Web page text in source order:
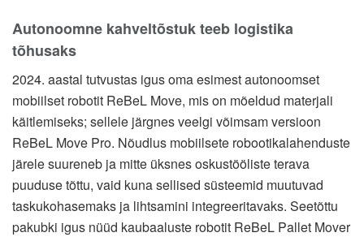
Autonoomne kahveltõstuk teeb logistika
tõhusaks
2024. aastal tutvustas igus oma esimest autonoomset
mobiilset robotit ReBeL Move, mis on mõeldud materjali
käitlemiseks; sellele järgnes veelgi võimsam versioon
ReBeL Move Pro. Nõudlus mobiilsete robootikalahenduste
järele suureneb ja mitte üksnes oskustööliste terava
puuduse tõttu, vaid kuna sellised süsteemid muutuvad
taskukohasemaks ja lihtsamini integreeritavaks. Seetõttu
pakubki igus nüüd kaubaaluste robotit ReBeL Pallet Mover